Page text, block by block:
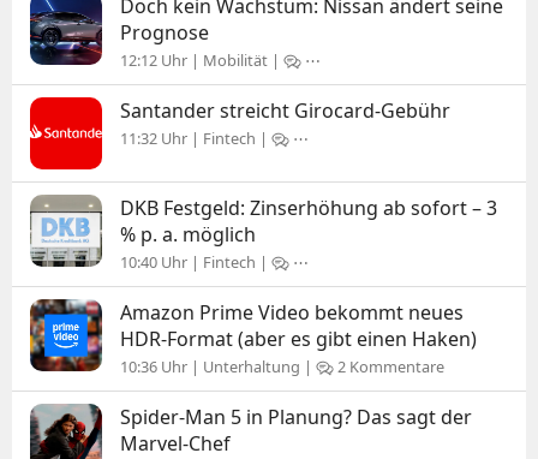
Doch kein Wachstum: Nissan ändert seine
Prognose
12:12 Uhr | Mobilität | ⋯
Santander streicht Girocard-Gebühr
11:32 Uhr | Fintech | ⋯
DKB Festgeld: Zinserhöhung ab sofort – 3
% p. a. möglich
10:40 Uhr | Fintech | ⋯
Amazon Prime Video bekommt neues
HDR-Format (aber es gibt einen Haken)
10:36 Uhr | Unterhaltung | 2 Kommentare
Spider-Man 5 in Planung? Das sagt der
Marvel-Chef